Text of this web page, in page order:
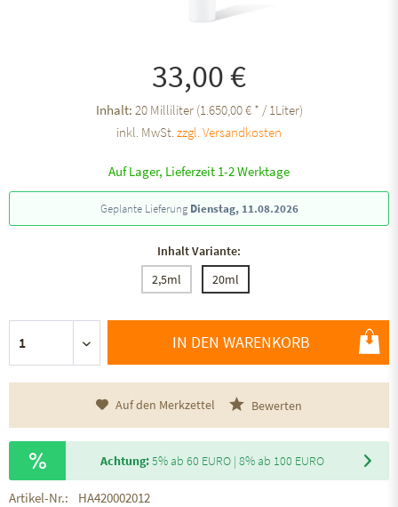
33,00 €
Inhalt: 20 Milliliter (1.650,00 € * / 1Liter)
inkl. MwSt.zzgl. Versandkosten
Auf Lager, Lieferzeit 1-2 Werktage
Geplante Lieferung Dienstag, 11.08.2026
Inhalt Variante:
2,5ml
20ml
IN DEN WARENKORB
Auf den Merkzettel Bewerten
Achtung:5% ab 60 EURO | 8% ab 100 EURO
Artikel-Nr.:
HA420002012